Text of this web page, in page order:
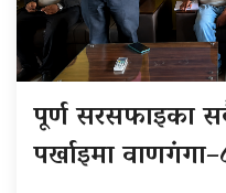
पूर्ण सरसफाइका
पर्खाइमा